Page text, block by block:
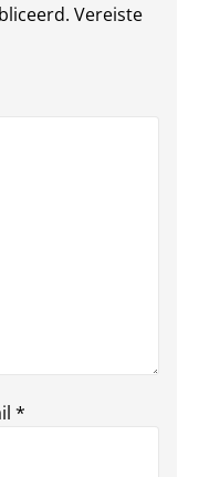
Vereiste
*